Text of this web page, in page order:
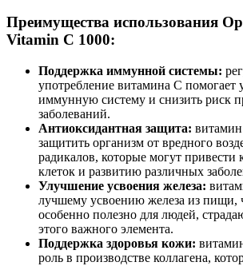
Преимущества использования
Vitamin C 1000:
Поддержка иммунной системы:
употребление витамина C помогает
иммунную систему и снизить риск
заболеваний.
Антиоксидантная защита:
защитить организм от вредного
радикалов, которые могут
клеток и развитию различных
Улучшение усвоения железа:
лучшему усвоению железа из пищи,
особенно полезно для людей,
этого важного элемента.
Поддержка здоровья кожи:
роль в производстве коллагена,